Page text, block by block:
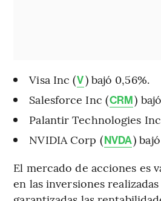
Visa Inc (V) bajó 0,56%.
Salesforce Inc (CRM)
Palantir Technologies
NVIDIA Corp (NVDA)
El mercado de acciones es
en las inversiones